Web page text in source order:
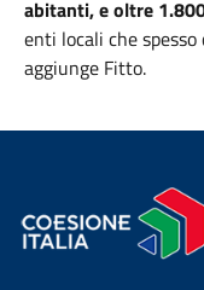
abitanti, e oltre
enti locali che
aggiunge Fitto.